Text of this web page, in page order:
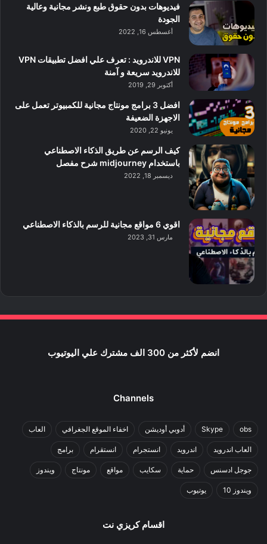
فيديوهات بدون حقوق طبع ونشر مجانية وعالية
الجودة
أغسطس 16, 2022
VPN للاندرويد : تعرف علي افضل تطبيقات VPN
للاندرويد سريعة و آمنة
أكتوبر 29, 2019
افضل 3 برامج مونتاج مجانية للكمبيوتر تعمل على
الاجهزة الضعيفة
يونيو 22, 2020
كيف الرسم عن طريق الذكاء الاصطناعي
باستخدام midjourney شرح مفصل
ديسمبر 18, 2022
اقوي 6 مواقع مجانية للرسم بالذكاء الاصطناعي
مارس 31, 2023
انضم لأكثر من 300 الف مشترك علي اليوتيوب
Channels
obs
Skype أدوبي أوديشن اخفاء الموقع الجغرافي العاب
العاب اندرويد اندرويد انستجرام انستقرام برامج
جوجل ادسنس حماية سكايب مواقع مونتاج ويندوز
ويندوز 10 يوتيوب
اقسام كريزي نت